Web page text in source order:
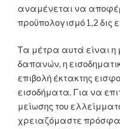
αναμένεται να
προϋπολογισμό 1,2 δις
Τα μέτρα αυτά είναι η
δαπανών, η
επιβολή έκτακτης
εισοδήματα. Για να
μείωσης του
χρειαζόμαστε